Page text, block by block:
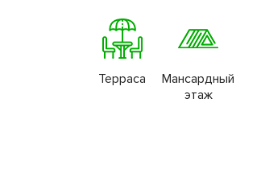
Терраса
Мансардный
этаж